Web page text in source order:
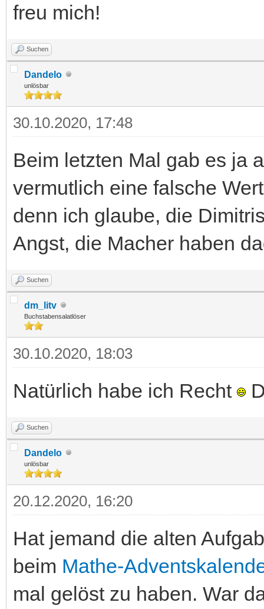
freu mich!
Suchen
Dandelo
unlösbar
30.10.2020, 17:48
Beim letzten Mal gab es ja
vermutlich eine falsche
denn ich glaube, die
Angst, die Macher haben
Suchen
dm_litv
Buchstabensalatlöser
30.10.2020, 18:03
Natürlich habe ich Recht
Suchen
Dandelo
unlösbar
20.12.2020, 16:20
Hat jemand die alten
beim Mathe-
mal gelöst zu haben. War